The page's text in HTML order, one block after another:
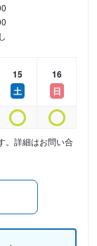
15
土
16
日
。詳細はお問い合